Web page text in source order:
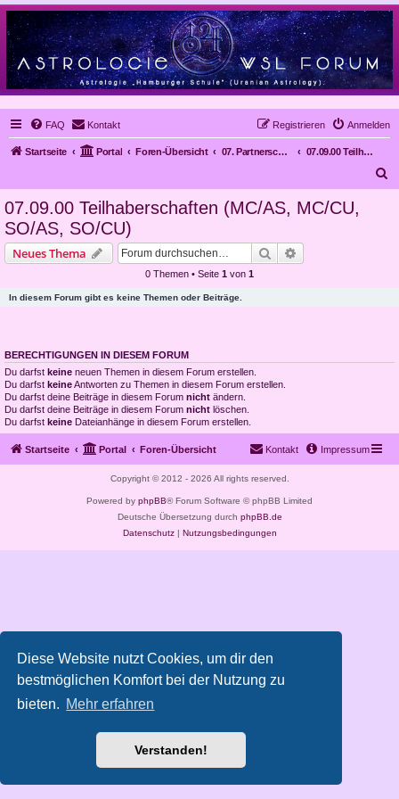
Diese Website nutzt Cookies, um dir den
bestmöglichen Komfort bei der Nutzung zu
bieten. Mehr erfahren
Verstanden!
FAQ Kontakt Anmelden
Registrieren
Startseite Portal Foren-Übersicht 07. Partnerschaften
07.09.00 Teilhaberschaften (MC/AS, MC/CU, SO/AS, SO/CU)
07.09.00 Teilhaberschaften (MC/AS, MC/CU,
SO/AS, SO/CU)
Neues Thema Suche
0 Themen • Seite 1 von 1
In diesem Forum gibt es keine Themen oder Beiträge.
BERECHTIGUNGEN IN DIESEM FORUM
Du darfst keine neuen Themen in diesem Forum erstellen.
Du darfst keineAntworten zu Themen in diesem Forum erstellen.
Du darfst deine Beiträge in diesem Forum nicht ändern.
Du darfst deine Beiträge in diesem Forum nicht löschen.
Du darfst keine Dateianhänge in diesem Forum erstellen.
Startseite Portal Foren-Übersicht Impressum
Kontakt
Copyright © 2012 - 2026 All rights reserved.
Powered by phpBB® Forum Software © phpBB Limited
Deutsche Übersetzung durch phpBB.de
Datenschutz| Nutzungsbedingungen